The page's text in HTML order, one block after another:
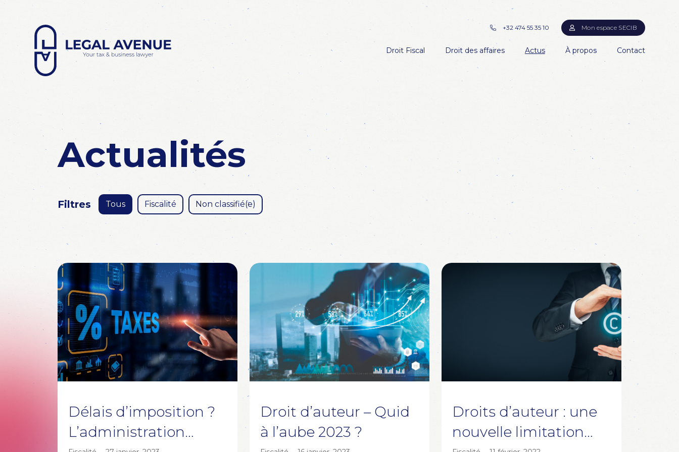
+32 474 55 35 10 Mon espace SECIB
Droit Fiscal Droit des affaires Actus À propos Contact
Actualités
Filtres Tous Fiscalité Non classifié(e)
Délais d’imposition ?
L’administration
Droit d’auteur – Quid
à l’aube 2023 ?
Droits d’auteur : une
nouvelle limitation